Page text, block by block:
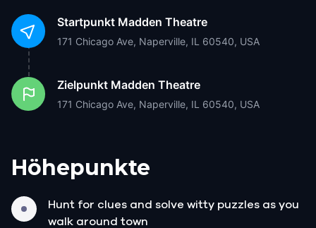
Startpunkt Madden Theatre
171 Chicago Ave, Naperville, IL 60540, USA
Zielpunkt Madden Theatre
171 Chicago Ave, Naperville, IL 60540, USA
Höhepunkte
Hunt for clues and solve witty puzzles as you
walk around town